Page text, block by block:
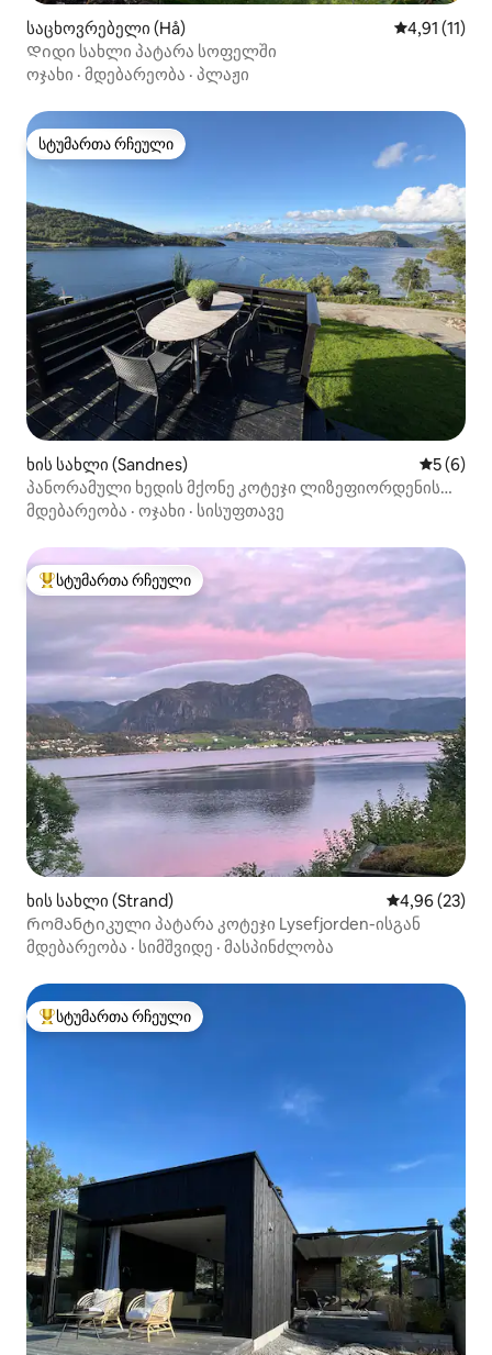
საცხოვრებელი (Hå) საშუალო
4,91 (11)
Დიდი სახლი პატარა სოფელში
ოჯახი · მდებარეობა · პლაჟი
სტუმართა რჩეული
სტუმართა რჩეული
ხის სახლი (Sandnes) საშუალო
5 (6)
პანორამული ხედის მქონე კოტეჯი ლიზეფიორდენის
მახლობლად
მდებარეობა · ოჯახი · სისუფთავე
სტუმართა რჩეული მოწინავე ვარიანტი
სტუმართა რჩეული
ხის სახლი (Strand) საშუალო
4,96 (23)
Რომანტიკული პატარა კოტეჯი Lysefjorden-ისგან
მდებარეობა · სიმშვიდე · მასპინძლობა
სტუმართა რჩეული მოწინავე ვარიანტი
სტუმართა რჩეული